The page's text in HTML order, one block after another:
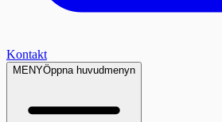
Kontakt
MENYÖppna huvudmenyn